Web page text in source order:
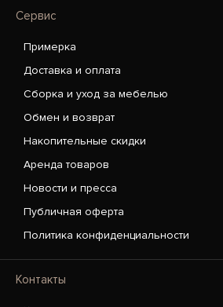
Сервис
Примерка
Доставка и оплата
Сборка и уход за мебелью
Обмен и возврат
Накопительные скидки
Аренда товаров
Новости и пресса
Публичная оферта
Политика конфиденциальности
Контакты